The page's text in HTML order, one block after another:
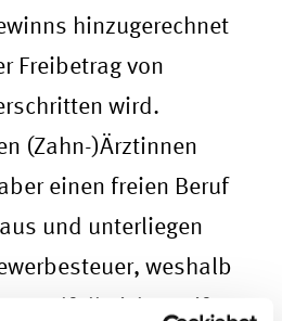
hinzugerechnet
Freibetrag von
wird.
(Zahn-)Ärztinnen
einen freien Beruf
und unterliegen
weshalb
Regelfall nicht greift.